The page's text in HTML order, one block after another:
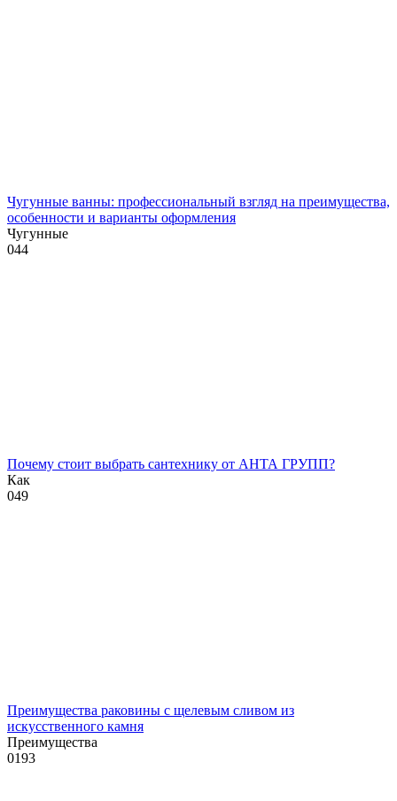
Чугунные ванны: профессиональный взгляд на преимущества,
особенности и варианты оформления
Чугунные
044
Почему стоит выбрать сантехнику от АНТА ГРУПП?
Как
049
Преимущества раковины с щелевым сливом из
искусственного камня
Преимущества
0193